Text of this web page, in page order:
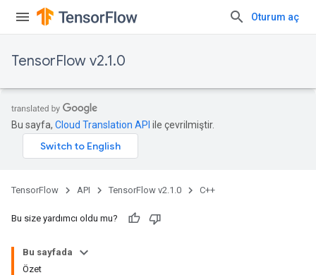
Oturum aç
TensorFlow v2.1.0
Bu sayfa, Cloud Translation API ile çevrilmiştir.
TensorFlow API TensorFlow v2.1.0 C++
Bu size yardımcı oldu mu?
Bu sayfada
Özet